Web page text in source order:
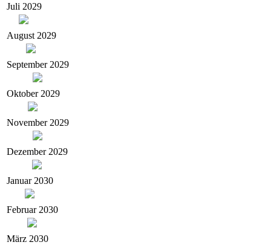
Juli 2029
August 2029
September 2029
Oktober 2029
November 2029
Dezember 2029
Januar 2030
Februar 2030
März 2030